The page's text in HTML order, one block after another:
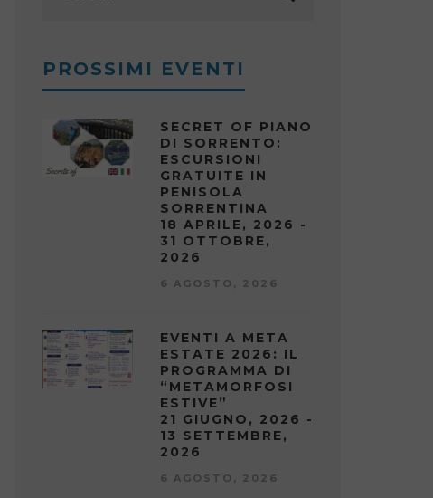
PROSSIMI EVENTI
SECRET OF PIANO
DI SORRENTO:
ESCURSIONI
GRATUITE IN
PENISOLA
SORRENTINA
18 APRILE, 2026 -
31 OTTOBRE,
2026
6 AGOSTO, 2026
EVENTI A META
ESTATE 2026: IL
PROGRAMMA DI
“METAMORFOSI
ESTIVE”
21 GIUGNO, 2026 -
13 SETTEMBRE,
2026
6 AGOSTO, 2026